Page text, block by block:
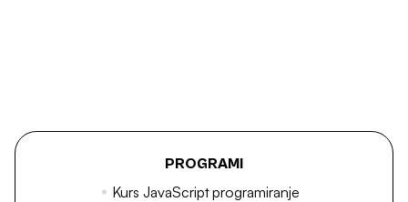
PROGRAMI
Kurs JavaScript programiranje